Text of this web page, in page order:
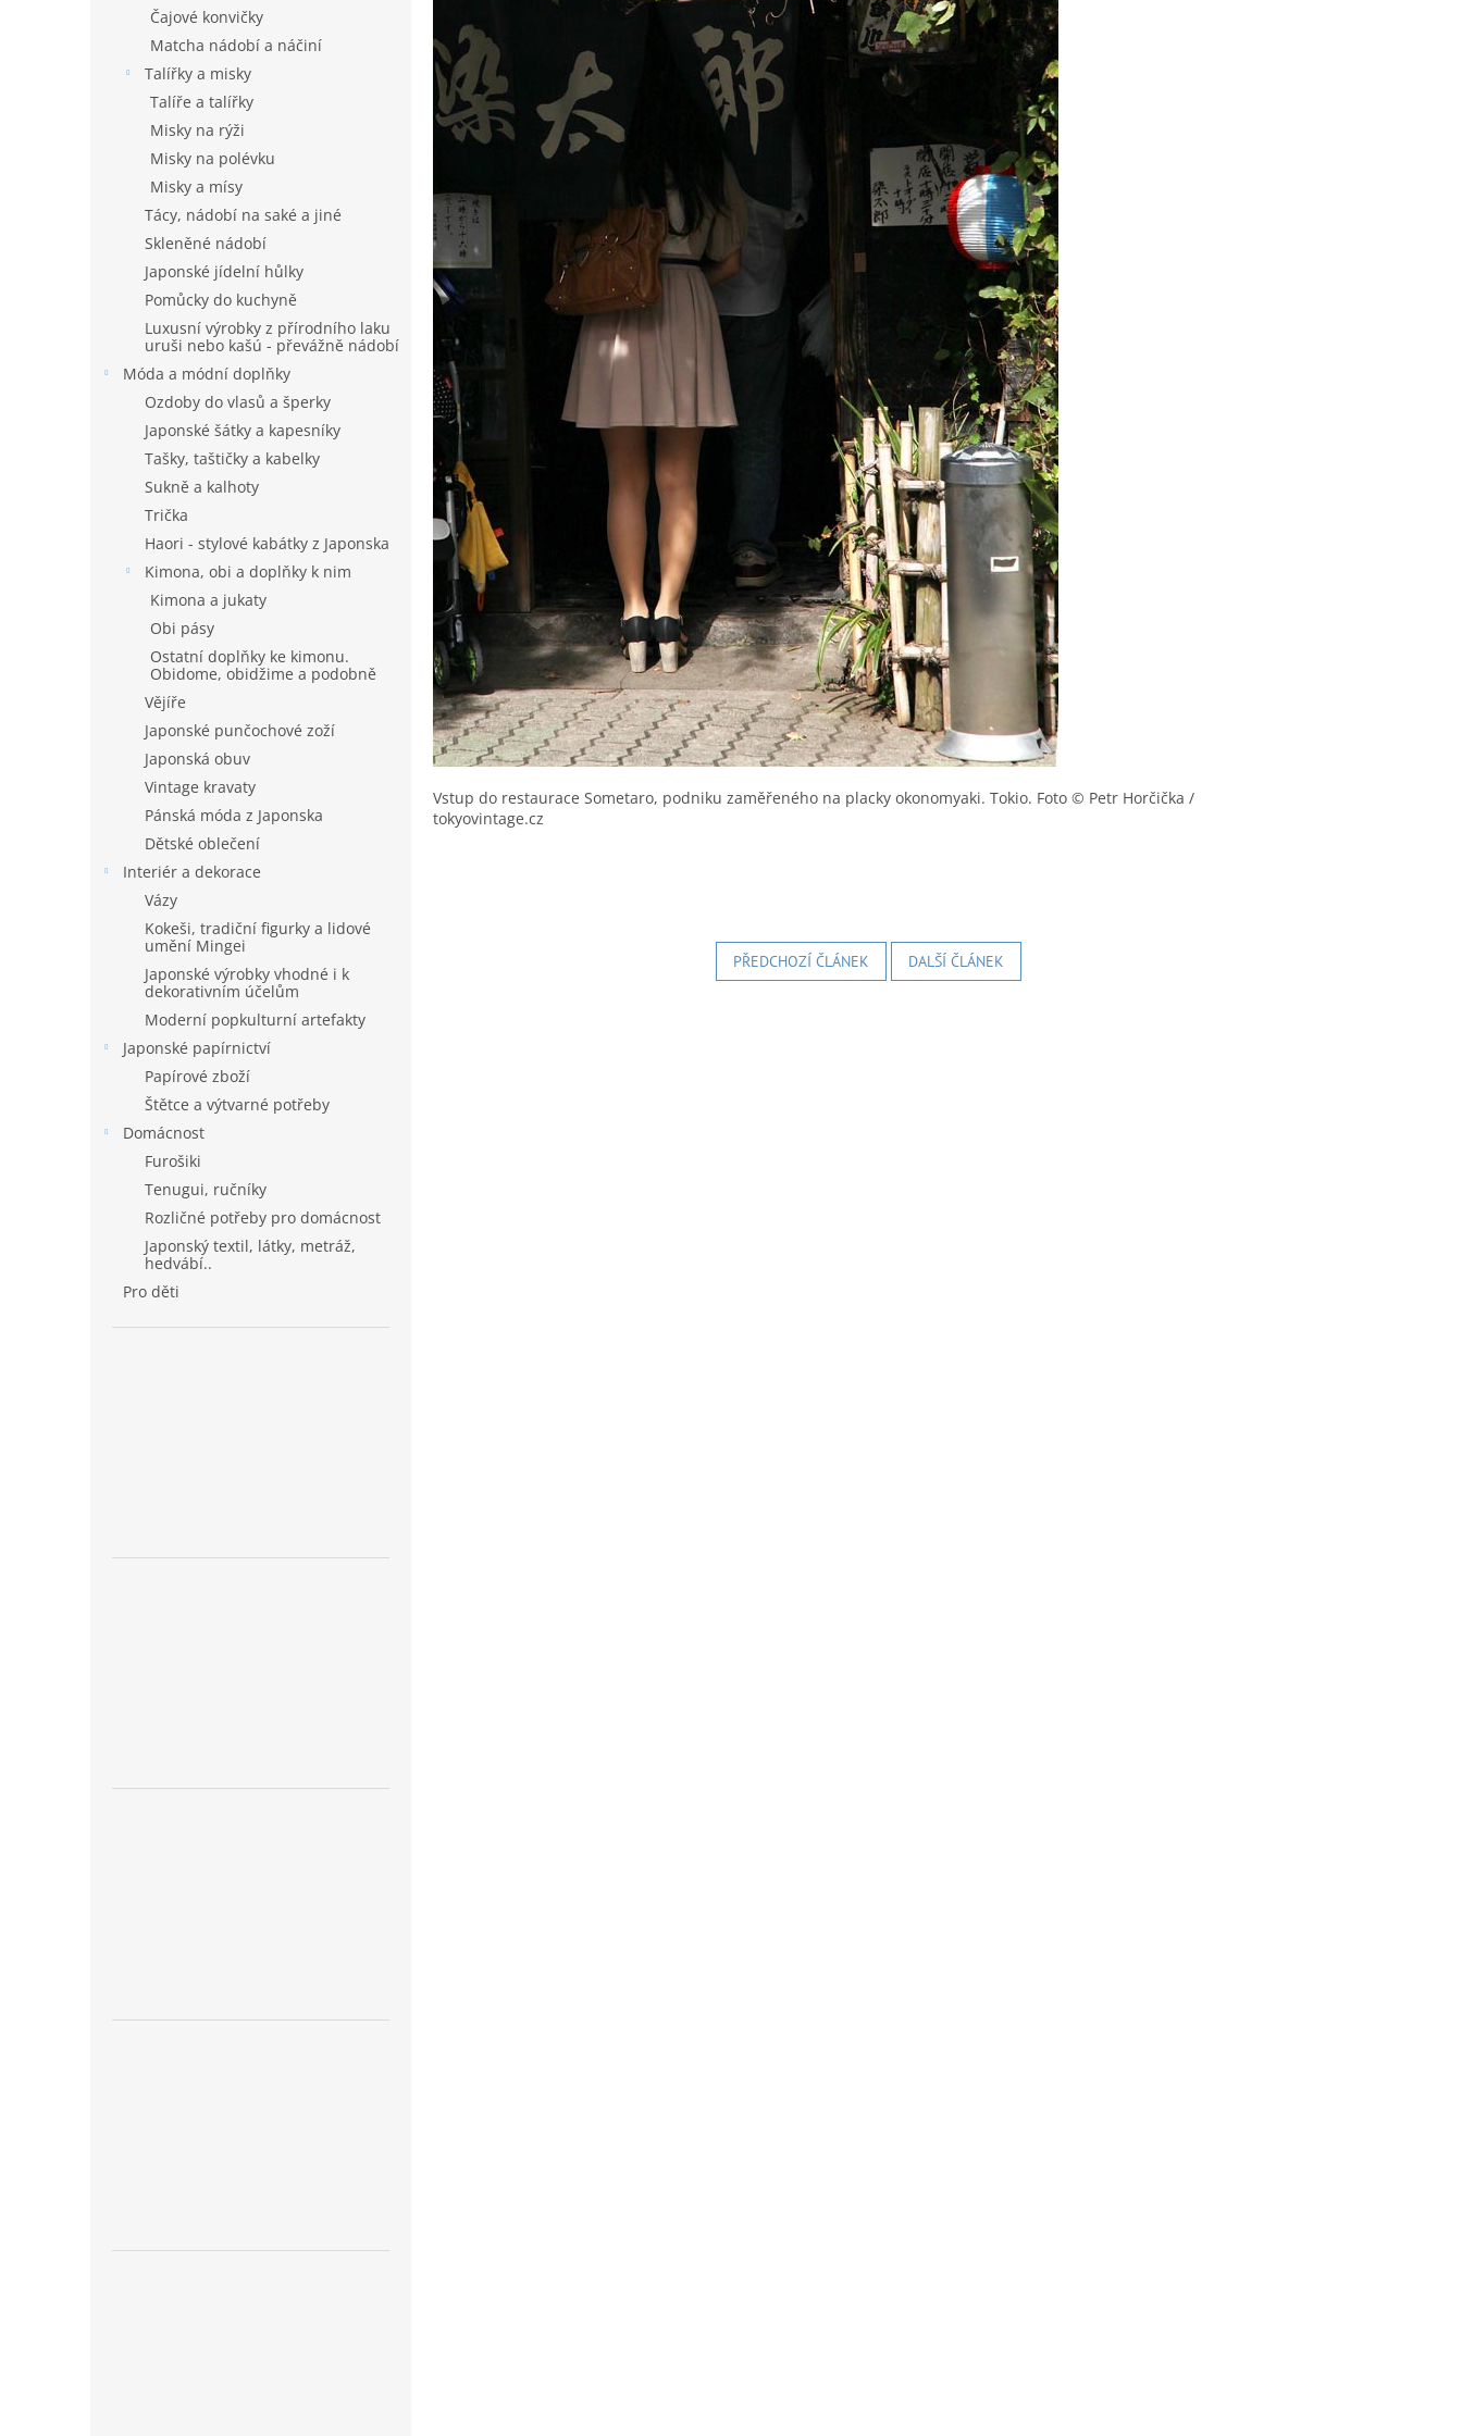
Čajové konvičky
Matcha nádobí a náčiní
Talířky a misky
Talíře a talířky
Misky na rýži
Misky na polévku
Misky a mísy
Tácy, nádobí na saké a jiné
Skleněné nádobí
Japonské jídelní hůlky
Pomůcky do kuchyně
Luxusní výrobky z přírodního laku
uruši nebo kašú - převážně nádobí
Móda a módní doplňky
Ozdoby do vlasů a šperky
Japonské šátky a kapesníky
Tašky, taštičky a kabelky
Sukně a kalhoty
Trička
Haori - stylové kabátky z Japonska
Kimona, obi a doplňky k nim
Kimona a jukaty
Obi pásy
Ostatní doplňky ke kimonu.
Obidome, obidžime a podobně
Vějíře
Japonské punčochové zoží
Japonská obuv
Vintage kravaty
Pánská móda z Japonska
Dětské oblečení
Interiér a dekorace
Vázy
Kokeši, tradiční figurky a lidové
umění Mingei
Japonské výrobky vhodné i k
dekorativním účelům
Moderní popkulturní artefakty
Japonské papírnictví
Papírové zboží
Štětce a výtvarné potřeby
Domácnost
Furošiki
Tenugui, ručníky
Rozličné potřeby pro domácnost
Japonský textil, látky, metráž,
hedvábí..
Pro děti
Vstup do restaurace Sometaro, podniku zaměřeného na placky okonomyaki. Tokio. Foto © Petr Horčička /
tokyovintage.cz
PŘEDCHOZÍ ČLÁNEK DALŠÍ ČLÁNEK